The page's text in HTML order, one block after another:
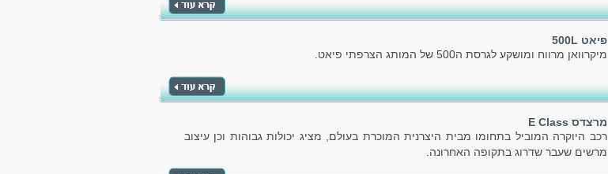
פיאט 500L
מיקרוואן מרווח ומושקע לגרסת ה500 של המותג הצרפתי פיאט.
מרצדס E Class
רכב היוקרה המוביל בתחומו מבית היצרנית המוכרת בעולם, מציג יכולות גבוהות וכן עיצוב
מרשים שעבר שדרוג בתקופה האחרונה.